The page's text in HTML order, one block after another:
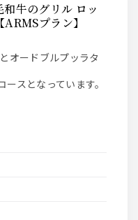
プラン】
スとなっています。